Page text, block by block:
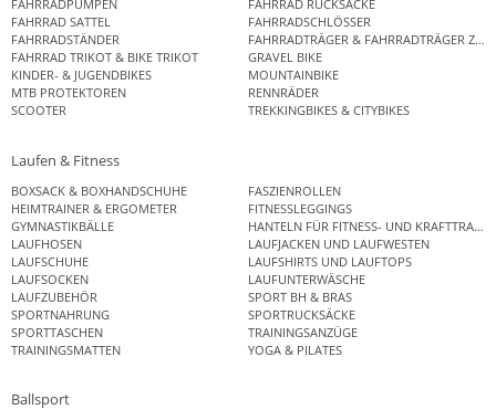
FAHRRADPUMPEN
FAHRRAD RUCKSÄCKE
FAHRRAD SATTEL
FAHRRADSCHLÖSSER
FAHRRADSTÄNDER
FAHRRADTRÄGER & FAHRRADTRÄGER
FAHRRAD TRIKOT & BIKE TRIKOT
GRAVEL BIKE
KINDER- & JUGENDBIKES
MOUNTAINBIKE
MTB PROTEKTOREN
RENNRÄDER
SCOOTER
TREKKINGBIKES & CITYBIKES
Laufen & Fitness
BOXSACK & BOXHANDSCHUHE
FASZIENROLLEN
HEIMTRAINER & ERGOMETER
FITNESSLEGGINGS
GYMNASTIKBÄLLE
HANTELN FÜR FITNESS- UND
LAUFHOSEN
LAUFJACKEN UND LAUFWESTEN
LAUFSCHUHE
LAUFSHIRTS UND LAUFTOPS
LAUFSOCKEN
LAUFUNTERWÄSCHE
LAUFZUBEHÖR
SPORT BH & BRAS
SPORTNAHRUNG
SPORTRUCKSÄCKE
SPORTTASCHEN
TRAININGSANZÜGE
TRAININGSMATTEN
YOGA & PILATES
Ballsport